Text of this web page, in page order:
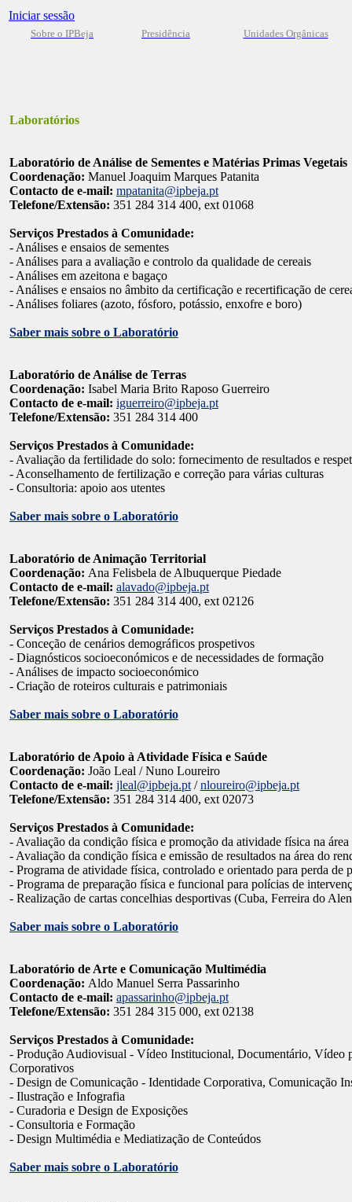
Iniciar sessão
Sobre o IPBeja Presidência Unidades Orgânicas
Laboratórios
Laboratório de Análise de Sementes e Matérias Primas Vegetais
Coordenação: Manuel Joaquim Marques Patanita
Contacto de e-mail: mpatanita@ipbeja.pt
Telefone/Extensão: 351 284 314 400, ext 01068
Serviços Prestados à Comunidade:
- Análises e ensaios de sementes
- Análises para a avaliação e controlo da qualidade de cereais
- Análises em azeitona e bagaço
- Análises e ensaios no âmbito da certificação e recertificação de
- Análises foliares (azoto, fósforo, potássio, enxofre e boro)
Saber mais sobre o Laboratório
Laboratório de Análise de Terras
Coordenação: Isabel Maria Brito Raposo Guerreiro
Contacto de e-mail: iguerreiro@ipbeja.pt
Telefone/Extensão: 351 284 314 400
Serviços Prestados à Comunidade:
- Avaliação da fertilidade do solo: fornecimento de resultados e
- Aconselhamento de fertilização e correção para várias culturas
- Consultoria: apoio aos utentes
Saber mais sobre o Laboratório
Laboratório de Animação Territorial
Coordenação: Ana Felisbela de Albuquerque Piedade
Contacto de e-mail: alavado@ipbeja.pt
Telefone/Extensão: 351 284 314 400, ext 02126
Serviços Prestados à Comunidade:
- Conceção de cenários demográficos prospetivos
- Diagnósticos socioeconómicos e de necessidades de formação
- Análises de impacto socioeconómico
- Criação de roteiros culturais e patrimoniais
Saber mais sobre o Laboratório
Laboratório de Apoio à Atividade Física e Saúde
Coordenação: João Leal / Nuno Loureiro
Contacto de e-mail: jleal@ipbeja.pt /nloureiro@ipbeja.pt
Telefone/Extensão: 351 284 314 400, ext 02073
Serviços Prestados à Comunidade:
- Avaliação da condição física e promoção da atividade física na área
- Avaliação da condição física e emissão de resultados na área do
- Programa de atividade física, controlado e orientado para perda de
- Programa de preparação física e funcional para polícias de
- Realização de cartas concelhias desportivas (Cuba, Ferreira do
Saber mais sobre o Laboratório
Laboratório de Arte e Comunicação Multimédia
Coordenação: Aldo Manuel Serra Passarinho
Contacto de e-mail: apassarinho@ipbeja.pt
Telefone/Extensão: 351 284 315 000, ext 02138
Serviços Prestados à Comunidade:
- Produção Audiovisual - Vídeo Institucional, Documentário,
Corporativos
- Design de Comunicação - Identidade Corporativa, Comunicação
- Ilustração e Infografia
- Curadoria e Design de Exposições
- Consultoria e Formação
- Design Multimédia e Mediatização de Conteúdos
Saber mais sobre o Laboratório